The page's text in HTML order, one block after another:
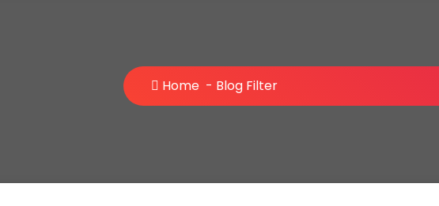
Home - Blog Filter